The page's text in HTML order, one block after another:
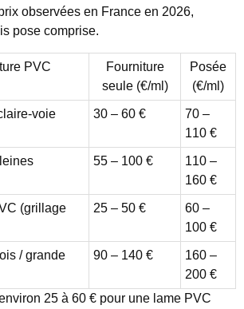
observées en France en 2026,
pose comprise.
PVC
Fourniture
seule (€/ml)
Posée
(€/ml)
voie
30 – 60 €
70 –
110 €
55 – 100 €
110 –
160 €
(grillage
25 – 50 €
60 –
100 €
/ grande
90 – 140 €
160 –
200 €
25 à 60 € pour une lame PVC